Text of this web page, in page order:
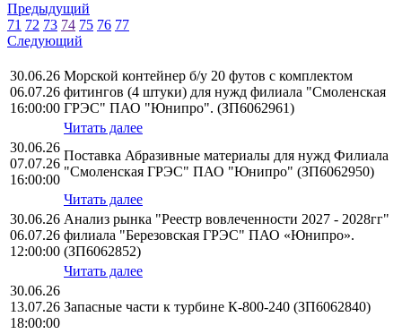
Предыдущий
71 72 73 74 75 76 77
Следующий
30.06.26
06.07.26
16:00:00
Морской контейнер б/у 20 футов с комплектом
фитингов (4 штуки) для нужд филиала "Смоленская
ГРЭС" ПАО "Юнипро". (ЗП6062961)
Читать далее
30.06.26
07.07.26
16:00:00
Поставка Абразивные материалы для нужд Филиала
"Смоленская ГРЭС" ПАО "Юнипро" (ЗП6062950)
Читать далее
30.06.26
06.07.26
12:00:00
Анализ рынка "Реестр вовлеченности 2027 - 2028гг"
филиала "Березовская ГРЭС" ПАО «Юнипро».
(ЗП6062852)
Читать далее
30.06.26
13.07.26
18:00:00
Запасные части к турбине К-800-240 (ЗП6062840)